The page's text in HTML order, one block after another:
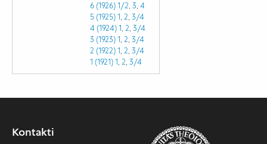
6 (1926)1/2, 3, 4
5 (1925)1, 2, 3/4
4 (1924)1, 2, 3/4
3 (1923)1, 2, 3/4
2 (1922)1, 2, 3/4
1 (1921)1, 2, 3/4
Kontakti